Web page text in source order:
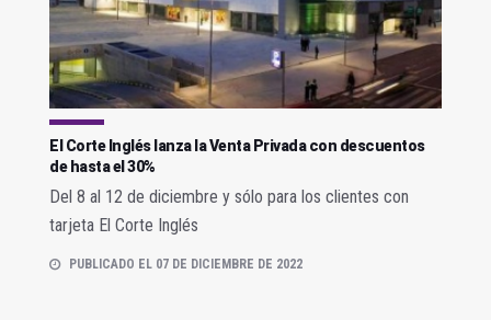
El Corte Inglés lanza la Venta Privada con descuentos
de hasta el 30%
Del 8 al 12 de diciembre y sólo para los clientes con
tarjeta El Corte Inglés
PUBLICADO EL 07 DE DICIEMBRE DE 2022